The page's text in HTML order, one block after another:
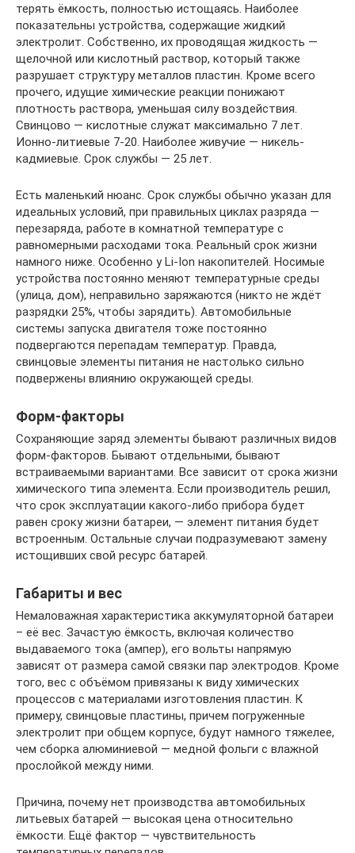
терять ёмкость, полностью истощаясь. Наиболее
показательны устройства, содержащие жидкий
электролит. Собственно, их проводящая жидкость —
щелочной или кислотный раствор, который также
разрушает структуру металлов пластин. Кроме всего
прочего, идущие химические реакции понижают
плотность раствора, уменьшая силу воздействия.
Свинцово — кислотные служат максимально 7 лет.
Ионно-литиевые 7-20. Наиболее живучие — никель-
кадмиевые. Срок службы — 25 лет.
Есть маленький нюанс. Срок службы обычно указан для
идеальных условий, при правильных циклах разряда —
перезаряда, работе в комнатной температуре с
равномерными расходами тока. Реальный срок жизни
намного ниже. Особенно у Li-Ion накопителей. Носимые
устройства постоянно меняют температурные среды
(улица, дом), неправильно заряжаются (никто не ждёт
разрядки 25%, чтобы зарядить). Автомобильные
системы запуска двигателя тоже постоянно
подвергаются перепадам температур. Правда,
свинцовые элементы питания не настолько сильно
подвержены влиянию окружающей среды.
Форм-факторы
Сохраняющие заряд элементы бывают различных видов
форм-факторов. Бывают отдельными, бывают
встраиваемыми вариантами. Все зависит от срока жизни
химического типа элемента. Если производитель решил,
что срок эксплуатации какого-либо прибора будет
равен сроку жизни батареи, — элемент питания будет
встроенным. Остальные случаи подразумевают замену
истощивших свой ресурс батарей.
Габариты и вес
Немаловажная характеристика аккумуляторной батареи
– её вес. Зачастую ёмкость, включая количество
выдаваемого тока (ампер), его вольты напрямую
зависят от размера самой связки пар электродов. Кроме
того, вес с объёмом привязаны к виду химических
процессов с материалами изготовления пластин. К
примеру, свинцовые пластины, причем погруженные
электролит при общем корпусе, будут намного тяжелее,
чем сборка алюминиевой — медной фольги с влажной
прослойкой между ними.
Причина, почему нет производства автомобильных
литьевых батарей — высокая цена относительно
ёмкости. Ещё фактор — чувствительность